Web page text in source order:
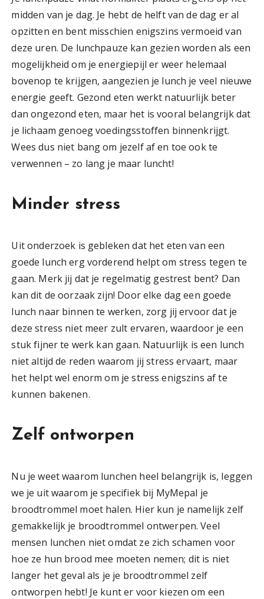
midden van je dag. Je hebt de helft van de dag er al
opzitten en bent misschien enigszins vermoeid van
deze uren. De lunchpauze kan gezien worden als een
mogelijkheid om je energiepijl er weer helemaal
bovenop te krijgen, aangezien je lunch je veel nieuwe
energie geeft. Gezond eten werkt natuurlijk beter
dan ongezond eten, maar het is vooral belangrijk dat
je lichaam genoeg voedingsstoffen binnenkrijgt.
Wees dus niet bang om jezelf af en toe ook te
verwennen – zo lang je maar luncht!
Minder stress
Uit onderzoek is gebleken dat het eten van een
goede lunch erg vorderend helpt om stress tegen te
gaan. Merk jij dat je regelmatig gestrest bent? Dan
kan dit de oorzaak zijn! Door elke dag een goede
lunch naar binnen te werken, zorg jij ervoor dat je
deze stress niet meer zult ervaren, waardoor je een
stuk fijner te werk kan gaan. Natuurlijk is een lunch
niet altijd de reden waarom jij stress ervaart, maar
het helpt wel enorm om je stress enigszins af te
kunnen bakenen.
Zelf ontworpen
Nu je weet waarom lunchen heel belangrijk is, leggen
we je uit waarom je specifiek bij MyMepal je
broodtrommel moet halen. Hier kun je namelijk zelf
gemakkelijk je broodtrommel ontwerpen. Veel
mensen lunchen niet omdat ze zich schamen voor
hoe ze hun brood mee moeten nemen; dit is niet
langer het geval als je je broodtrommel zelf
ontworpen hebt! Je kunt er voor kiezen om een